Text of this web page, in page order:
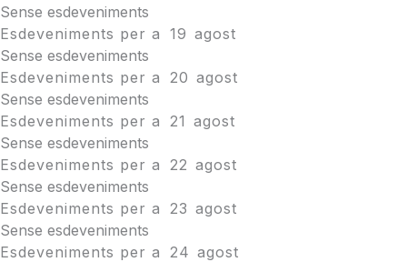
Sense esdeveniments
Esdeveniments per a 19 agost
Sense esdeveniments
Esdeveniments per a
20 agost
Sense esdeveniments
Esdeveniments per a
21 agost
Sense esdeveniments
Esdeveniments per a
22 agost
Sense esdeveniments
Esdeveniments per a
23 agost
Sense esdeveniments
Esdeveniments per a
24 agost